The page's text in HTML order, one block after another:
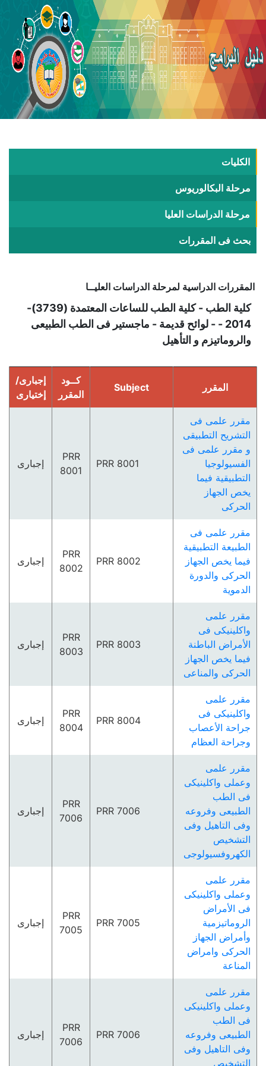
الكليات
مرحلة البكالوريوس
مرحلة الدراسات العليا
بحث فى المقررات
المقررات الدراسية لمرحلة الدراسات العليــا
كلية الطب - كلية الطب للساعات المعتمدة (3739)-
2014 - - لوائح قديمة - ماجستير فى الطب الطبيعى
والروماتيزم و التأهيل
المقرر Subject
كــود
المقرر
إجبارى/
إختيارى
مقرر علمى فى
التشريح التطبيقى
و مقرر علمى فى
الفسيولوجيا
التطبيقية فيما
يخص الجھاز
الحركى
PRR 8001
PRR
8001
إجبارى
مقرر علمى فى
الطبيعة التطبيقية
فيما يخص الجھاز
الحركى والدورة
الدموية
PRR 8002
PRR
8002
إجبارى
مقرر علمى
واكلينيكى فى
الأمراض الباطنة
فيما يخص الجھاز
الحركى والمناعى
PRR 8003
PRR
8003
إجبارى
مقرر علمى
واكلينيكى فى
جراحة الأعصاب
وجراحة العظام
PRR 8004
PRR
8004
إجبارى
مقرر علمى
وعملى واكلينيكى
فى الطب
الطبيعى وفروعه
وفى التاھيل وفى
التشخيص
الكھروفسيولوجى
PRR 7006
PRR
7006
إجبارى
مقرر علمى
وعملى واكلينيكى
فى الأمراض
الروماتيزمية
وأمراض الجھاز
الحركى وامراض
المناعة
PRR 7005
PRR
7005
إجبارى
مقرر علمى
وعملى واكلينيكى
فى الطب
الطبيعى وفروعه
وفى التاھيل وفى
التشخيص
PRR 7006
PRR
7006
إجبارى